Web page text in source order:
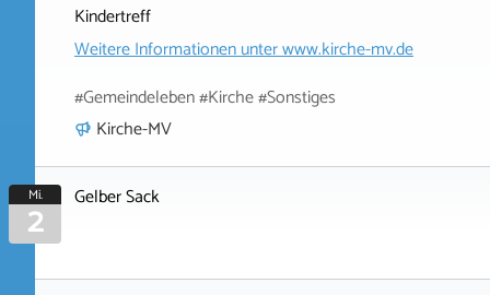
Kindertreff
Weitere Informationen unterwww.kirche-mv.de
#Gemeindeleben #Kirche #Sonstiges
Kirche-MV
Mi.
2 Gelber Sack